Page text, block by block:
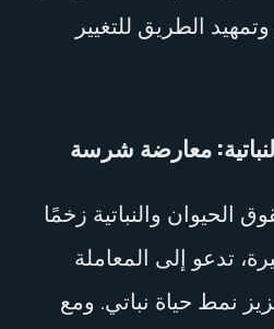
الطريق للتغيير
: معارضة شرسة
والنباتية زخمًا
تدعو إلى المعاملة
نمط حياة نباتي. ومع